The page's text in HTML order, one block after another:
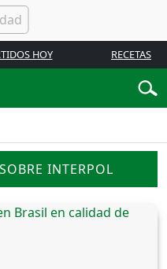
HOY RECETAS
INTERPOL